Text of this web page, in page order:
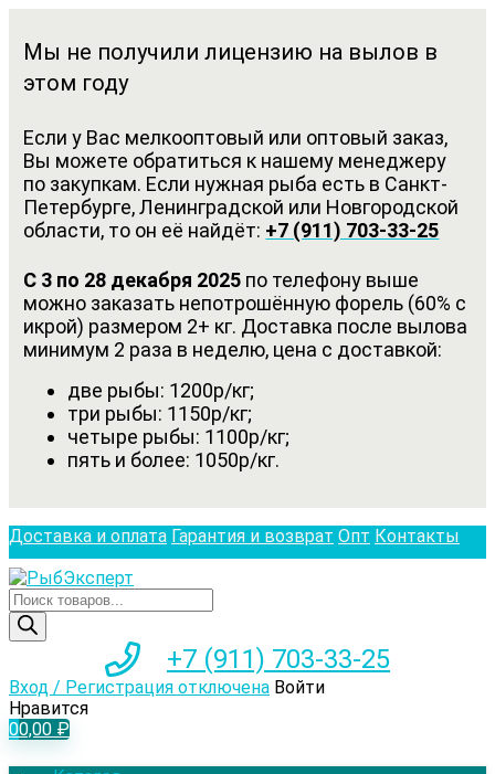
Мы не получили лицензию на вылов в
этом году
Если у Вас мелкооптовый или оптовый заказ,
Вы можете обратиться к нашему менеджеру
по закупкам. Если нужная рыба есть в Санкт-
Петербурге, Ленинградской или Новгородской
области, то он её найдёт: +7 (911) 703-33-25
С 3 по 28 декабря 2025 по телефону выше
можно заказать непотрошённую форель (60% с
икрой) размером 2+ кг. Доставка после вылова
минимум 2 раза в неделю, цена с доставкой:
две рыбы: 1200р/кг;
три рыбы: 1150р/кг;
четыре рыбы: 1100р/кг;
пять и более: 1050р/кг.
Доставка и оплата Гарантия и возврат Опт Контакты
Поиск
товаров
+7 (911) 703-33-25
Вход / Регистрация отключена Войти
Нравится
00,00 ₽